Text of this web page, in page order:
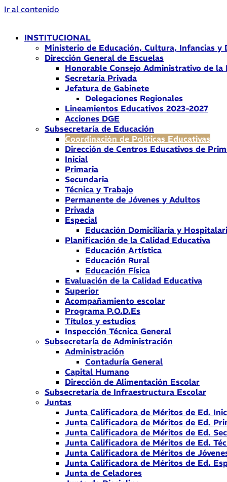
Ir al contenido
INSTITUCIONAL
Ministerio de Educación, Cultura, Infancias y
Dirección General de Escuelas
Honorable Consejo Administrativo de la
Secretaría Privada
Jefatura de Gabinete
Delegaciones Regionales
Lineamientos Educativos 2023-2027
Acciones DGE
Subsecretaría de Educación
Coordinación de Políticas Educativas
Dirección de Centros Educativos de
Inicial
Primaria
Secundaria
Técnica y Trabajo
Permanente de Jóvenes y Adultos
Privada
Especial
Educación Domiciliaria y
Planificación de la Calidad Educativa
Educación Artística
Educación Rural
Educación Física
Evaluación de la Calidad Educativa
Superior
Acompañamiento escolar
Programa P.O.D.Es
Títulos y estudios
Inspección Técnica General
Subsecretaría de Administración
Administración
Contaduría General
Capital Humano
Dirección de Alimentación Escolar
Subsecretaría de Infraestructura Escolar
Juntas
Junta Calificadora de Méritos de Ed.
Junta Calificadora de Méritos de Ed.
Junta Calificadora de Méritos de Ed.
Junta Calificadora de Méritos de Ed.
Junta Calificadora de Méritos de
Junta Calificadora de Méritos de Ed.
Junta de Celadores